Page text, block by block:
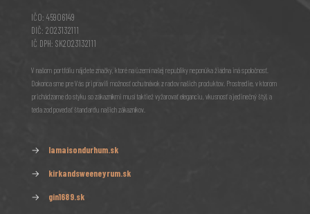
IČO: 45906149
DIČ: 2023132111
IČ DPH: SK2023132111
V našom portfóliu nájdete značky, ktoré na území našej republiky neponúka žiadna iná spoločnosť.
Dokonca sme pre Vás pripravili možnosť ochutnávok z radov našich produktov. Prostredie, v ktorom
prichádzame do styku so zákazníkmi musí taktiež vyžarovať eleganciu, vkusnosť a jedinečný štýl, a
teda zodpovedať štandardu našich zákazníkov.
→ lamaisondurhum.sk
→ kirkandsweeneyrum.sk
→ gin1689.sk